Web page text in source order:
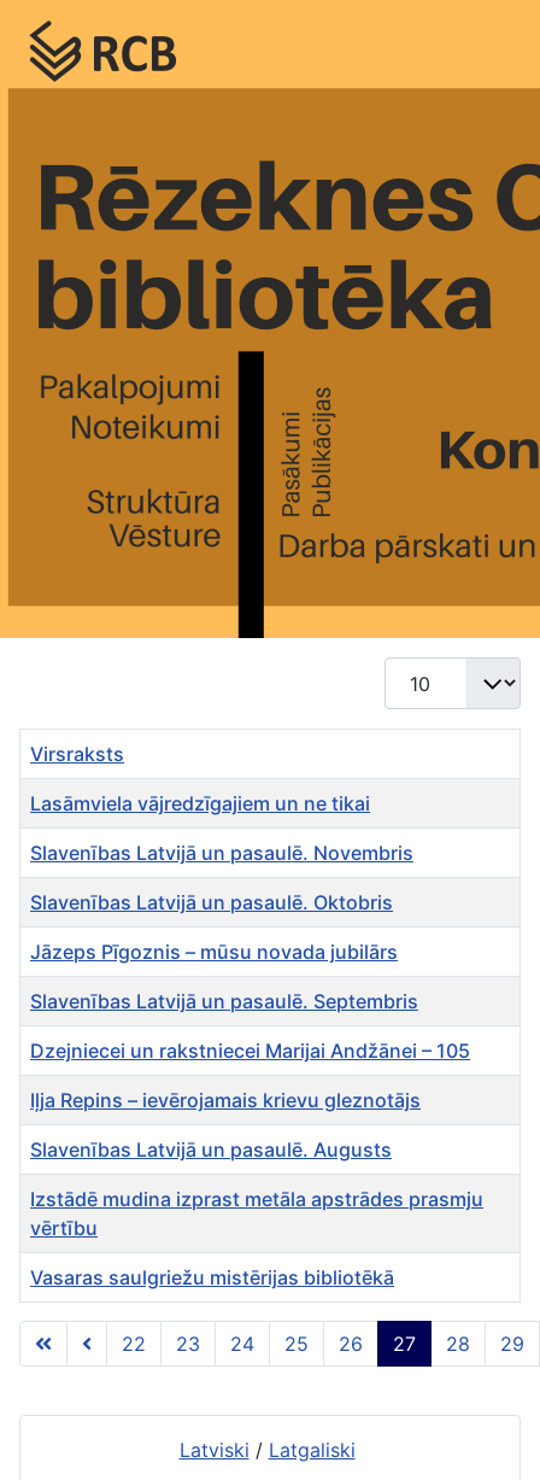
Rādīt #
Rakstu tabula
Virsraksts
Lasāmviela vājredzīgajiem un ne tikai
Slavenības Latvijā un pasaulē. Novembris
Slavenības Latvijā un pasaulē. Oktobris
Jāzeps Pīgoznis – mūsu novada jubilārs
Slavenības Latvijā un pasaulē. Septembris
Dzejniecei un rakstniecei Marijai Andžānei – 105
Iļja Repins – ievērojamais krievu gleznotājs
Slavenības Latvijā un pasaulē. Augusts
Izstādē mudina izprast metāla apstrādes prasmju
vērtību
Vasaras saulgriežu mistērijas bibliotēkā
27 lapa no 56
22 23 24 25 26 27 28 29
Latviski / Latgaliski